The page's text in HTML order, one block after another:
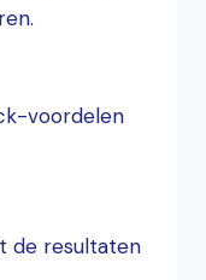
voordelen
de resultaten